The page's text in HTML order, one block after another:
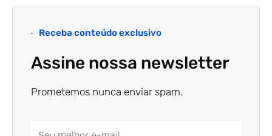
Receba conteúdo exclusivo
Assine nossa newsletter
Prometemos nunca enviar spam.